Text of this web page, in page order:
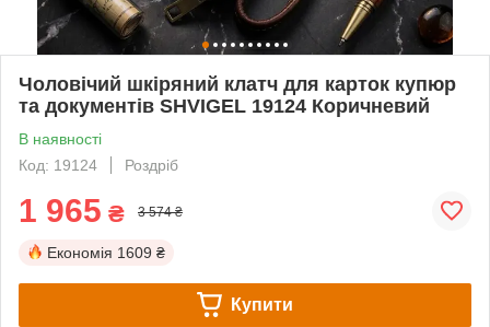
Чоловічий шкіряний клатч для карток купюр
та документів SHVIGEL 19124 Коричневий
В наявності
Код: 19124
Роздріб
1 965 ₴ 3 574 ₴
Економія 1609 ₴
Купити